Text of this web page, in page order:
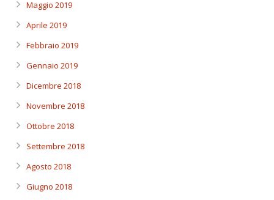
Maggio 2019
Aprile 2019
Febbraio 2019
Gennaio 2019
Dicembre 2018
Novembre 2018
Ottobre 2018
Settembre 2018
Agosto 2018
Giugno 2018